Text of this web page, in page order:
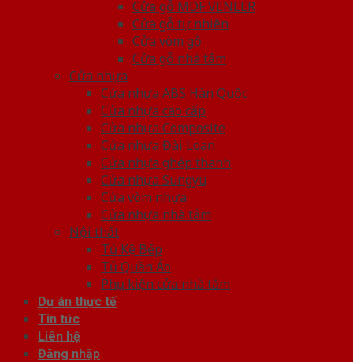
Cửa gỗ MDF VENEER
Cửa gỗ tự nhiên
Cửa vòm gỗ
Cửa gỗ nhà tắm
Cửa nhựa
Cửa nhựa ABS Hàn Quốc
Cửa nhựa cao cấp
Cửa nhựa Composite
Cửa nhựa Đài Loan
Cửa nhựa ghép thanh
Cửa nhựa Sungyu
Cửa vòm nhựa
Cửa nhựa nhà tắm
Nội thất
Tủ Kệ Bếp
Tủ Quần Áo
Phụ kiện cửa nhà tắm
Dự án thực tế
Tin tức
Liên hệ
Đăng nhập